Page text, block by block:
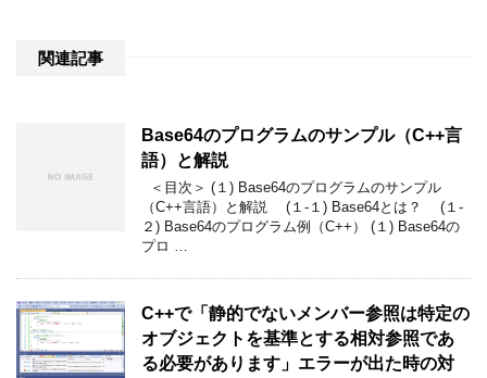
関連記事
Base64のプログラムのサンプル（C++言
語）と解説
＜目次＞ (１) Base64のプログラムのサンプル
（C++言語）と解説 (１-１) Base64とは？ (１-
２) Base64のプログラム例（C++） (１) Base64の
プロ …
C++で「静的でないメンバー参照は特定の
オブジェクトを基準とする相対参照であ
る必要があります」エラーが出た時の対